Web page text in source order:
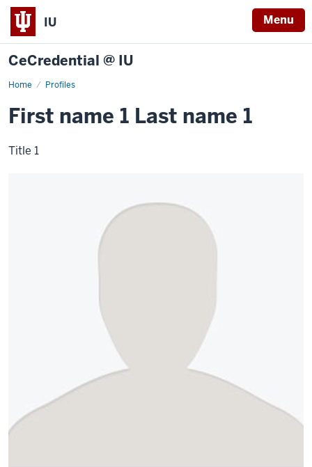
IU Menu
CeCredential @ IU
Home Profiles
Example
First name 1 Last name 1
Title 1